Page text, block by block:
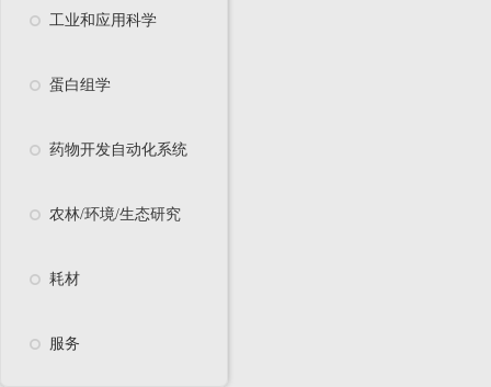
工业和应用科学
蛋白组学
药物开发自动化系统
农林/环境/生态研究
耗材
服务